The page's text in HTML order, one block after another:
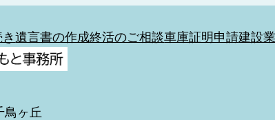
き遺言書の作成終活のご相談車庫証明申請建設
鳥ヶ丘